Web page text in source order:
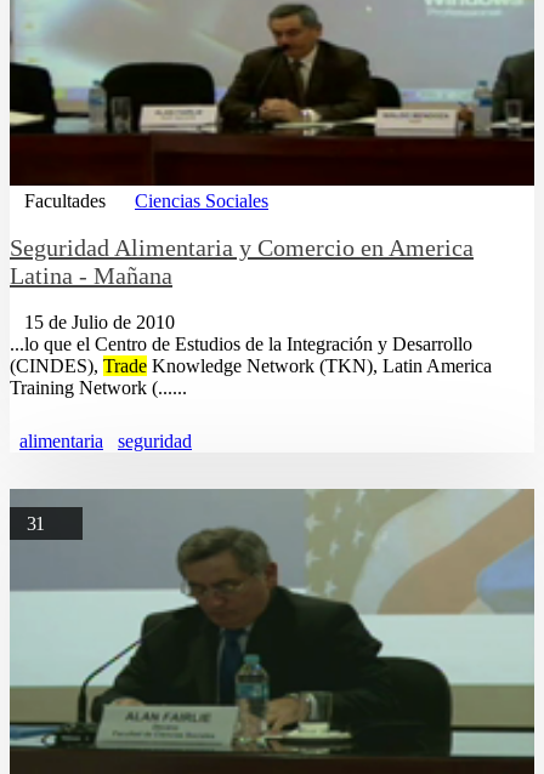
Facultades Ciencias Sociales
Seguridad Alimentaria y Comercio en America
Latina - Mañana
15 de Julio de 2010
...lo que el Centro de Estudios de la Integración y Desarrollo
(CINDES), Trade Knowledge Network (TKN), Latin America
Training Network (......
alimentaria seguridad
31